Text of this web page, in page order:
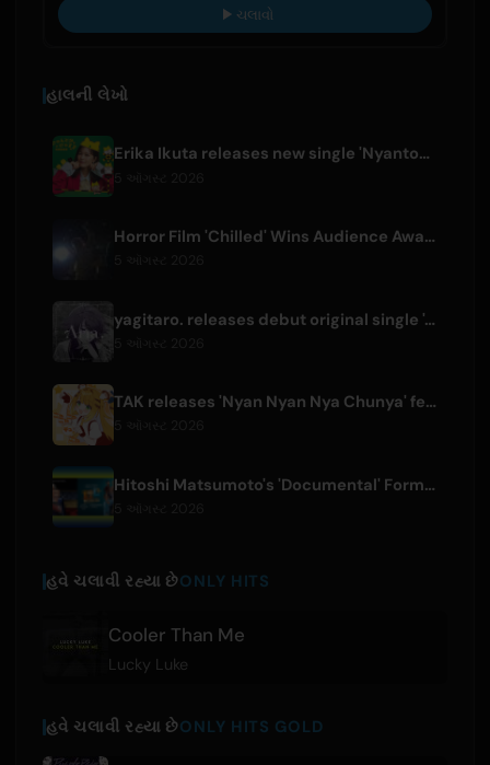
ચલાવો
હાલની લેખો
Erika Ikuta releases new single 'Nyantokanyaruru' for children's book 'Fumikiri Neko'
Horror Film 'Chilled' Wins Audience Award at Fantasia Festival
yagitaro. releases debut original single 'Aria.' with Suda Keina
TAK releases 'Nyan Nyan Nya Chunya' featuring Kotoha for Zenless Zone Zero
Hitoshi Matsumoto's 'Documental' Format to Launch US Version
હવે ચલાવી રહ્યા છેONLY HITS
Cooler Than Me
Lucky Luke
હવે ચલાવી રહ્યા છેONLY HITS GOLD